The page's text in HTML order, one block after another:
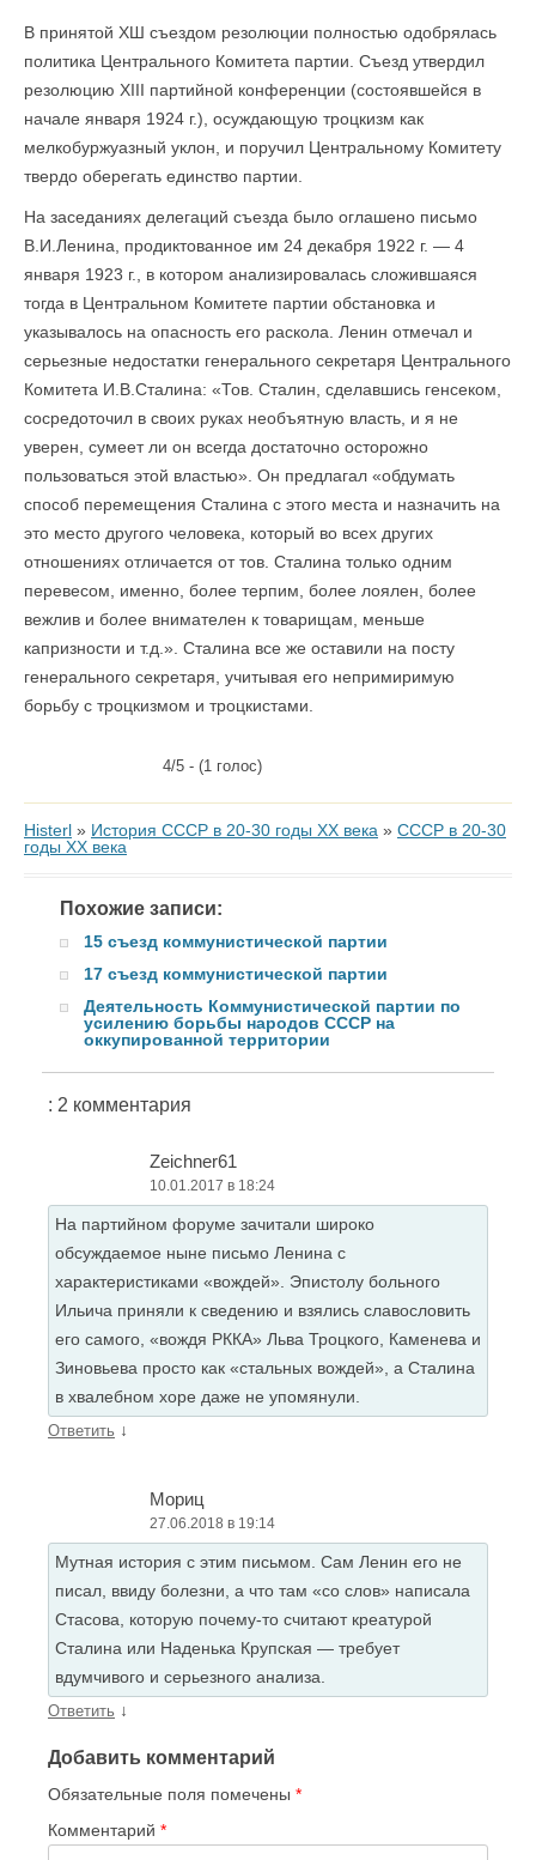
В принятой ХШ съездом резолюции полностью одобрялась
политика Центрального Комитета партии. Съезд утвердил
резолюцию XIII партийной конференции (состоявшейся в
начале января 1924 г.), осуждающую троцкизм как
мелкобуржуазный уклон, и поручил Центральному Комитету
твердо оберегать единство партии.
На заседаниях делегаций съезда было оглашено письмо
В.И.Ленина, продиктованное им 24 декабря 1922 г. — 4
января 1923 г., в котором анализировалась сложившаяся
тогда в Центральном Комитете партии обстановка и
указывалось на опасность его раскола. Ленин отмечал и
серьезные недостатки генерального секретаря Центрального
Комитета И.В.Сталина: «Тов. Сталин, сделавшись генсеком,
сосредоточил в своих руках необъятную власть, и я не
уверен, сумеет ли он всегда достаточно осторожно
пользоваться этой властью». Он предлагал «обдумать
способ перемещения Сталина с этого места и назначить на
это место другого человека, который во всех других
отношениях отличается от тов. Сталина только одним
перевесом, именно, более терпим, более лоялен, более
вежлив и более внимателен к товарищам, меньше
капризности и т.д.». Сталина все же оставили на посту
генерального секретаря, учитывая его непримиримую
борьбу с троцкизмом и троцкистами.
4/5 - (1 голос)
Histerl » История СССР в 20-30 годы ХХ века » СССР в 20-30
годы ХХ века
Похожие записи:
15 съезд коммунистической партии
17 съезд коммунистической партии
Деятельность Коммунистической партии по
усилению борьбы народов СССР на
оккупированной территории
: 2 комментария
Zeichner61
10.01.2017 в 18:24
На партийном форуме зачитали широко
обсуждаемое ныне письмо Ленина с
характеристиками «вождей». Эпистолу больного
Ильича приняли к сведению и взялись славословить
его самого, «вождя РККА» Льва Троцкого, Каменева и
Зиновьева просто как «стальных вождей», а Сталина
в хвалебном хоре даже не упомянули.
Ответить ↓
Мориц
27.06.2018 в 19:14
Мутная история с этим письмом. Сам Ленин его не
писал, ввиду болезни, а что там «со слов» написала
Стасова, которую почему-то считают креатурой
Сталина или Наденька Крупская — требует
вдумчивого и серьезного анализа.
Ответить ↓
Добавить комментарий
Обязательные поля помечены *
Комментарий *